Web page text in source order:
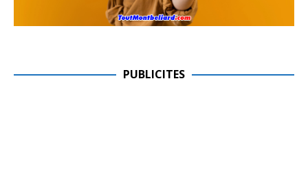
PUBLICITES